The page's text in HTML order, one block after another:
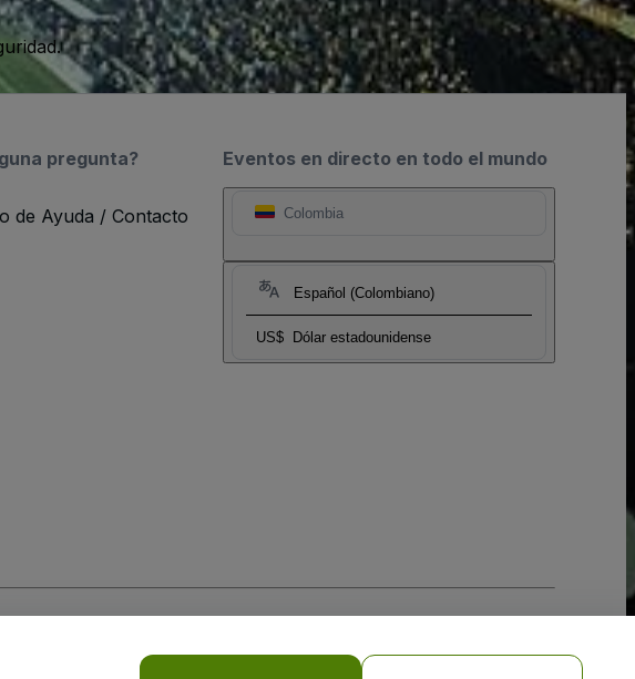
Eventos en directo en todo el mundo
Colombia
Español (Colombiano)
US$ Dólar estadounidense
pregunta?
de Ayuda / Contacto
y de laPolítica de Privacidad para Móviles